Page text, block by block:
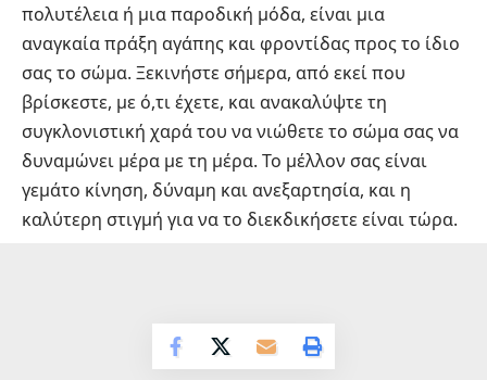
πολυτέλεια ή μια παροδική μόδα, είναι μια
αναγκαία πράξη αγάπης και φροντίδας προς το ίδιο
σας το σώμα. Ξεκινήστε σήμερα, από εκεί που
βρίσκεστε, με ό,τι έχετε, και ανακαλύψτε τη
συγκλονιστική χαρά του να νιώθετε το σώμα σας να
δυναμώνει μέρα με τη μέρα. Το μέλλον σας είναι
γεμάτο κίνηση, δύναμη και ανεξαρτησία, και η
καλύτερη στιγμή για να το διεκδικήσετε είναι τώρα.